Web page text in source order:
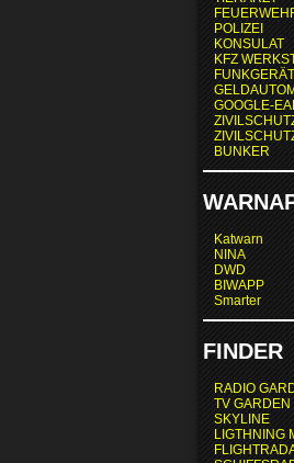
POLIZEI
KONSULAT
KFZ
GOOGLE-
BUNKER
Katwarn
NINA
DWD
BIWAPP
Smarter
FINDER
RADIO
TV GARDEN
SKYLINE
LIGTHNING